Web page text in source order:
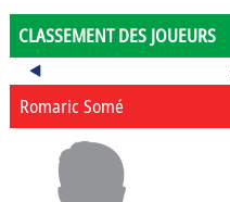
CLASSEMENT DES JOUEURS
Romaric Somé